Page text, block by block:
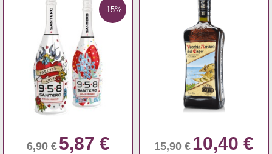
-15%
6,90 € 5,87 € 15,90 € 10,40 €